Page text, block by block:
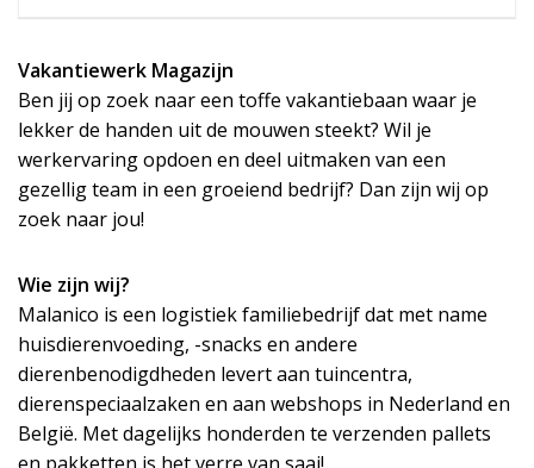
Vakantiewerk Magazijn
Ben jij op zoek naar een toffe vakantiebaan waar je
lekker de handen uit de mouwen steekt? Wil je
werkervaring opdoen en deel uitmaken van een
gezellig team in een groeiend bedrijf? Dan zijn wij op
zoek naar jou!
Wie zijn wij?
Malanico is een logistiek familiebedrijf dat met name
huisdierenvoeding, -snacks en andere
dierenbenodigdheden levert aan tuincentra,
dierenspeciaalzaken en aan webshops in Nederland en
België. Met dagelijks honderden te verzenden pallets